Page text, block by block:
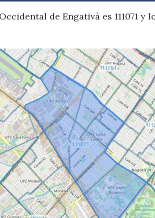
de Engativá es 111071